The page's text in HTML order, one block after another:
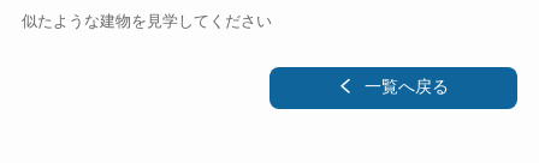
似たような建物を見学してください
一覧へ戻る